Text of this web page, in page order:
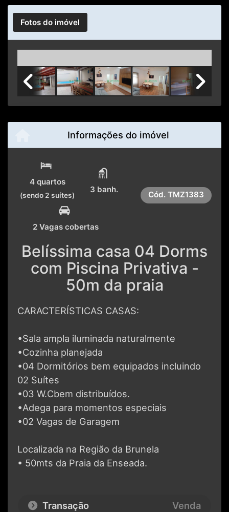
Fotos do imóvel
Previous Next
Informações do imóvel
4 quartos
(sendo 2 suítes)
3 banh.
2 Vagas cobertas
Cód. TMZ1383
Belíssima casa 04 Dorms
com Piscina Privativa -
50m da praia
CARACTERÍSTICAS CASAS:
•Sala ampla iluminada naturalmente
•Cozinha planejada
•04 Dormitórios bem equipados incluindo
02 Suítes
•03 W.Cbem distribuídos.
•Adega para momentos especiais
•02 Vagas de Garagem
Localizada na Região da Brunela
• 50mts da Praia da Enseada.
Transação
Venda